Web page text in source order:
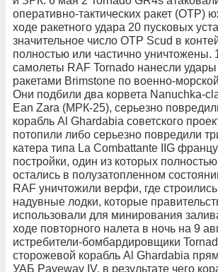
оперативно-тактических ракет (ОТР)
ходе ракетного удара 20 пусковых
значительное число ОТР Scud в
полностью или частично
самолеты RAF Tornado нанесли
ракетами Brimstone по военно-
Они подбили два корвета Nanuchka-
Ean Zara (МРК-25), серьезно
корабль Al Ghardabia советского
потопили либо серьезно повредили
катера типа La Combattante IIG
постройки, один из которых
остались в полузатопленном
RAF уничтожили верфи, где
надувные лодки, которые
использовали для минирования
ходе повторного налета в ночь на 9
истребители-бомбардировщики
сторожевой корабль Al Ghardabia
УАБ Paveway IV, в результате чего